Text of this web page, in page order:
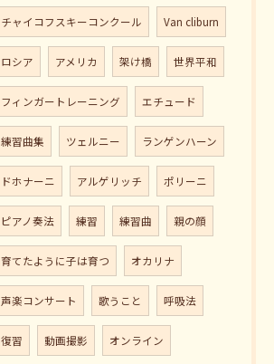
チャイコフスキーコンクール Van cliburn
ロシア アメリカ 架け橋 世界平和
フィンガートレーニング エチュード
練習曲集 ツェルニー ランゲンハーン
ドホナーニ アルゲリッチ ポリーニ
ピアノ奏法 練習 練習曲 親の顔
育てたように子は育つ オカリナ
声楽コンサート 歌うこと 呼吸法
復習 動画撮影 オンライン